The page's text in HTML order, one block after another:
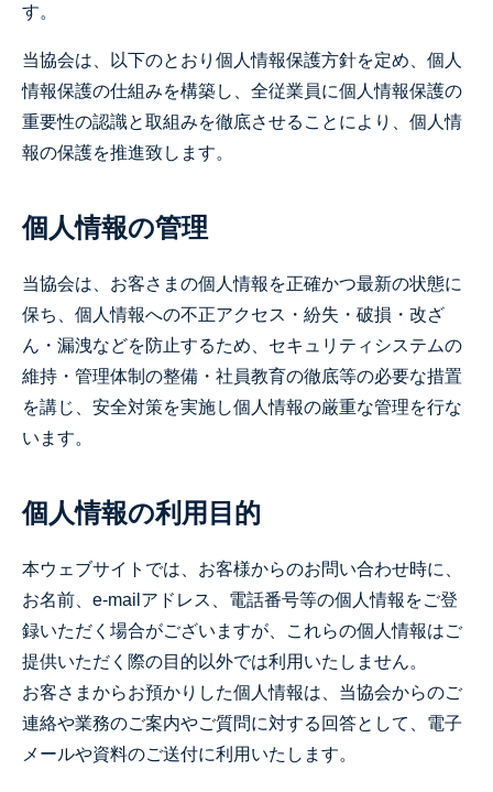
す。
当協会は、以下のとおり個人情報保護方針を定め、個人
情報保護の仕組みを構築し、全従業員に個人情報保護の
重要性の認識と取組みを徹底させることにより、個人情
報の保護を推進致します。
個人情報の管理
当協会は、お客さまの個人情報を正確かつ最新の状態に
保ち、個人情報への不正アクセス・紛失・破損・改ざ
ん・漏洩などを防止するため、セキュリティシステムの
維持・管理体制の整備・社員教育の徹底等の必要な措置
を講じ、安全対策を実施し個人情報の厳重な管理を行な
います。
個人情報の利用目的
本ウェブサイトでは、お客様からのお問い合わせ時に、
お名前、e-mailアドレス、電話番号等の個人情報をご登
録いただく場合がございますが、これらの個人情報はご
提供いただく際の目的以外では利用いたしません。
お客さまからお預かりした個人情報は、当協会からのご
連絡や業務のご案内やご質問に対する回答として、電子
メールや資料のご送付に利用いたします。